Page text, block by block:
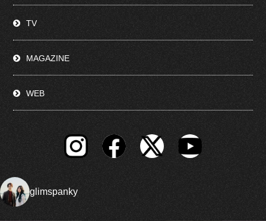
TV
MAGAZINE
WEB
glimspanky